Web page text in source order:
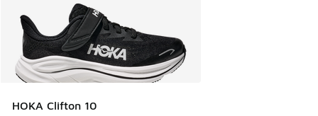
HOKA Clifton 10